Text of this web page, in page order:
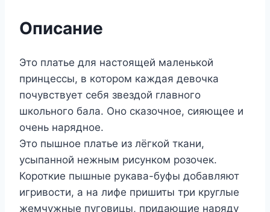
Описание
Это платье для настоящей маленькой
принцессы, в котором каждая девочка
почувствует себя звездой главного
школьного бала. Оно сказочное, сияющее и
очень нарядное.
Это пышное платье из лёгкой ткани,
усыпанной нежным рисунком розочек.
Короткие пышные рукава-буфы добавляют
игривости, а на лифе пришиты три круглые
жемчужные пуговицы, придающие наряду